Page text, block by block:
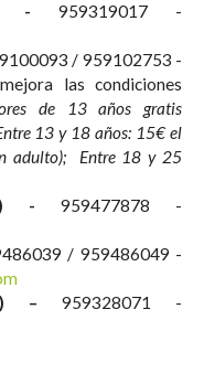
- 959319017 -
/ 959102753 -
las condiciones
de 13 años gratis
13 y 18 años: 15€ el
adulto); Entre 18 y 25
- 959477878 -
/ 959486049 -
– 959328071 -